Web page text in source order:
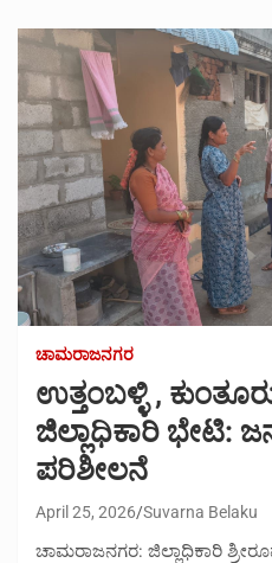
ಚಾಮರಾಜನಗರ
ಉತ್ತಂಬಳ್ಳಿ ,
ಜಿಲ್ಲಾಧಿಕಾರಿ ಭೇಟಿ:
ಪರಿಶೀಲನೆ
April 25, 2026 Suvarna Belaku
ಚಾಮರಾಜನಗರ: ಜಿಲ್ಲಾಧಿಕಾರಿ